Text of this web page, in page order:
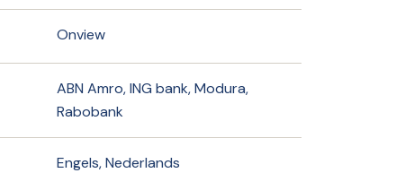
Onview
ABN Amro, ING bank, Modura,
Rabobank
Engels, Nederlands